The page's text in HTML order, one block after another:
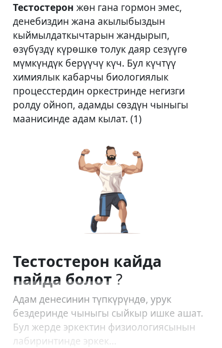
Тестостеронжөн гана гормон эмес,
денебиздин жана акылыбыздын
кыймылдаткычтарын жандырып,
өзүбүздү күрөшкө толук даяр сезүүгө
мүмкүндүк берүүчү күч. Бул күчтүү
химиялык кабарчы биологиялык
процесстердин оркестринде негизги
ролду ойноп, адамды сөздүн чыныгы
маанисинде адам кылат. (1)
Тестостерон кайда
пайда болот ?
Адам денесинин түпкүрүндө, урук
бездеринде чыныгы сыйкыр ишке ашат.
Бул жерде эркектин физиологиясынын
лабиринтинде эркек...